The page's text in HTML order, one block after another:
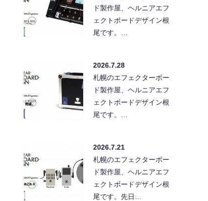
ド製作屋、ヘルニアエフ
ェクトボードデザイン根
尾です。…
2026.7.28
札幌のエフェクターボー
ド製作屋、ヘルニアエフ
ェクトボードデザイン根
尾です。…
2026.7.21
札幌のエフェクターボー
ド製作屋、ヘルニアエフ
ェクトボードデザイン根
尾です。先日…